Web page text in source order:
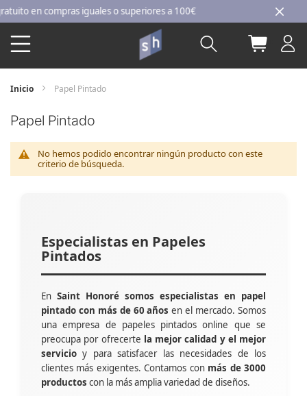
Ir
al
contenido
en compras iguales o superiores a 100€
Buscar Mi
Inicio Papel Pintado
Papel Pintado
No hemos podido encontrar ningún producto con este
criterio de búsqueda.
Especialistas en Papeles
Pintados
En Saint Honoré somos especialistas en papel
pintado con más de 60 años en el mercado. Somos
una empresa de papeles pintados online que se
preocupa por ofrecerte la mejor calidad y el mejor
servicio y para satisfacer las necesidades de los
clientes más exigentes. Contamos con más de 3000
productos con la más amplia variedad de diseños.